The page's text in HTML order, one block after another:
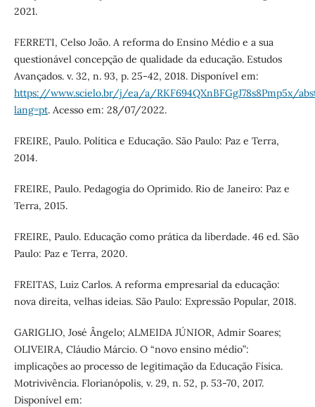
2021.
FERRETI, Celso João. A reforma do Ensino Médio e a sua
questionável concepção de qualidade da educação. Estudos
Avançados. v. 32, n. 93, p. 25-42, 2018. Disponível em:
https://www.scielo.br/j/ea/a/RKF694QXnBFGgJ78s8Pmp5x/
lang=pt. Acesso em: 28/07/2022.
FREIRE, Paulo. Política e Educação. São Paulo: Paz e Terra,
2014.
FREIRE, Paulo. Pedagogia do Oprimido. Rio de Janeiro: Paz e
Terra, 2015.
FREIRE, Paulo. Educação como prática da liberdade. 46 ed. São
Paulo: Paz e Terra, 2020.
FREITAS, Luiz Carlos. A reforma empresarial da educação:
nova direita, velhas ideias. São Paulo: Expressão Popular, 2018.
GARIGLIO, José Ângelo; ALMEIDA JÚNIOR, Admir Soares;
OLIVEIRA, Cláudio Márcio. O “novo ensino médio”:
implicações ao processo de legitimação da Educação Física.
Motrivivência. Florianópolis, v. 29, n. 52, p. 53-70, 2017.
Disponível em: